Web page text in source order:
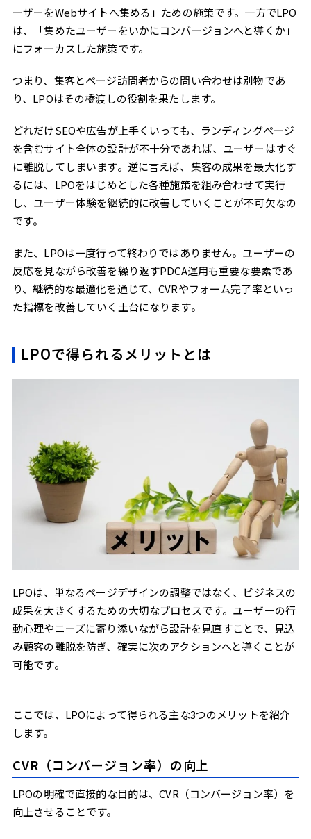
ーザーをWebサイトへ集める」ための施策です。一方でLPO
は、「集めたユーザーをいかにコンバージョンへと導くか」
にフォーカスした施策です。
つまり、集客とページ訪問者からの問い合わせは別物であ
り、LPOはその橋渡しの役割を果たします。
どれだけSEOや広告が上手くいっても、ランディングページ
を含むサイト全体の設計が不十分であれば、ユーザーはすぐ
に離脱してしまいます。逆に言えば、集客の成果を最大化す
るには、LPOをはじめとした各種施策を組み合わせて実行
し、ユーザー体験を継続的に改善していくことが不可欠なの
です。
また、LPOは一度行って終わりではありません。ユーザーの
反応を見ながら改善を繰り返すPDCA運用も重要な要素であ
り、継続的な最適化を通じて、CVRやフォーム完了率といっ
た指標を改善していく土台になります。
LPOで得られるメリットとは
LPOは、単なるページデザインの調整ではなく、ビジネスの
成果を大きくするための大切なプロセスです。ユーザーの行
動心理やニーズに寄り添いながら設計を見直すことで、見込
み顧客の離脱を防ぎ、確実に次のアクションへと導くことが
可能です。
ここでは、LPOによって得られる主な3つのメリットを紹介
します。
CVR（コンバージョン率）の向上
LPOの明確で直接的な目的は、CVR（コンバージョン率）を
向上させることです。